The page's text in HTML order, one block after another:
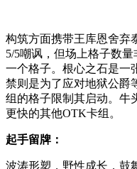
构筑方面携带王库恩舍弃
5/5嘲讽，但场上格子数
一个格子。根心之石是一
禁则是为了应对地狱公爵
组的格子限制其启动。牛
更快的其他OTK卡组。
起手留牌：
波涛形塑，野性成长，鼓